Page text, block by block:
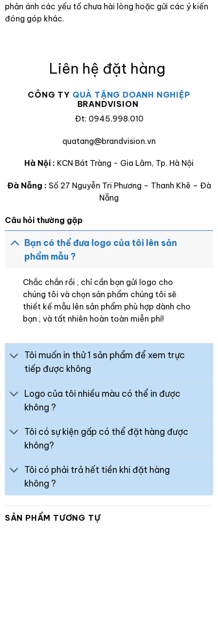
phản ánh các yếu tố chưa hài lòng hoặc gửi các ý kiến
đóng góp khác.
Liên hệ đặt hàng
CÔNG TY QUÀ TẶNG DOANH NGHIỆP
BRANDVISION
Đt: 0945.998.010
quatang@brandvision.vn
Hà Nội : KCN Bát Tràng - Gia Lâm, Tp. Hà Nội
Đà Nẵng : Số 27 Nguyễn Tri Phương – Thanh Khê – Đà
Nẵng
Câu hỏi thường gặp
Bạn có thể đưa logo của tôi lên sản
phẩm mẫu ?
Chắc chắn rồi , chỉ cần bạn gửi logo cho
chúng tôi và chọn sản phẩm chúng tôi sẽ
thiết kế mẫu lên sản phẩm phù hợp dành cho
bạn , và tất nhiên hoàn toàn miễn phí!
Tôi muốn in thử 1 sản phẩm để xem trực
tiếp được không
Logo của tôi nhiều màu có thể in được
không ?
Tôi có sự kiện gấp có thể đặt hàng được
không?
Tôi có phải trả hết tiền khi đặt hàng
không ?
SẢN PHẨM TƯƠNG TỰ